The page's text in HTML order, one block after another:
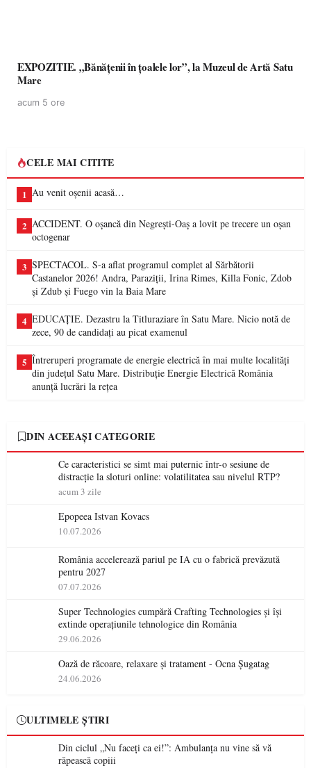
EXPOZITIE. „Bănățenii în țoalele lor”, la Muzeul de Artă Satu
Mare
acum 5 ore
CELE MAI CITITE
1 Au venit oșenii acasă…
2 ACCIDENT. O oșancă din Negrești-Oaș a lovit pe trecere un oșan
octogenar
3 SPECTACOL. S-a aflat programul complet al Sărbătorii
Castanelor 2026! Andra, Paraziții, Irina Rimes, Killa Fonic, Zdob
și Zdub și Fuego vin la Baia Mare
4 EDUCAȚIE. Dezastru la Titluraziare în Satu Mare. Nicio notă de
zece, 90 de candidați au picat examenul
5 Întreruperi programate de energie electrică în mai multe localități
din județul Satu Mare. Distribuție Energie Electrică România
anunță lucrări la rețea
DIN ACEEAȘI CATEGORIE
Ce caracteristici se simt mai puternic într-o sesiune de
distracție la sloturi online: volatilitatea sau nivelul RTP?
acum 3 zile
Epopeea Istvan Kovacs
10.07.2026
România accelerează pariul pe IA cu o fabrică prevăzută
pentru 2027
07.07.2026
Super Technologies cumpără Crafting Technologies și își
extinde operațiunile tehnologice din România
29.06.2026
Oază de răcoare, relaxare și tratament - Ocna Șugatag
24.06.2026
ULTIMELE ȘTIRI
Din ciclul „Nu faceți ca ei!”: Ambulanța nu vine să vă
răpească copiii